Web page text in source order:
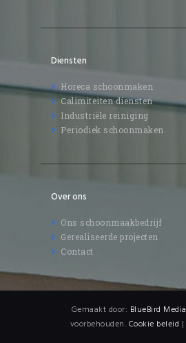
Diensten
Horeca schoonmaken
Calimiteiten diensten
Industriële reiniging
Periodiek schoonmaken
Over ons
Ons schoonmaakbedrijf
Gerealiseerde projecten
Contact
Gemaakt door: BlueBird Media
voorbehouden. Cookie beleid |